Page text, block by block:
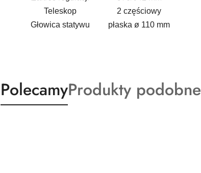
Teleskop
2 częściowy
Głowica statywu
płaska ø 110 mm
Produkty
o
PolecamyProdukty
o
Produkty podobne